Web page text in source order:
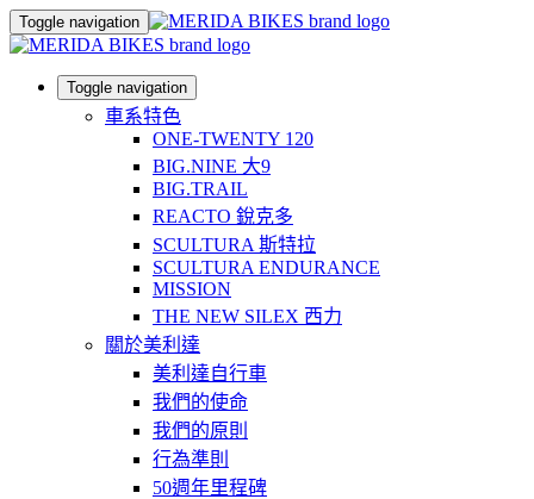
Toggle navigation
Toggle navigation
車系特色
ONE-TWENTY 120
BIG.NINE 大9
BIG.TRAIL
REACTO 銳克多
SCULTURA 斯特拉
SCULTURA ENDURANCE
MISSION
THE NEW SILEX 西力
關於美利達
美利達自行車
我們的使命
我們的原則
行為準則
50週年里程碑